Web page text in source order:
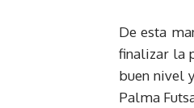
De esta
finalizar la
buen nivel
Palma